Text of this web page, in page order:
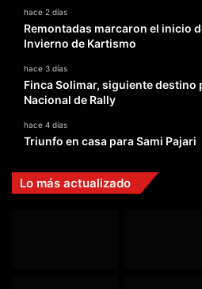
hace 2 días
Remontadas marcaron el inicio
Invierno de Kartismo
hace 3 días
Finca Solimar, siguiente destino
Nacional de Rally
hace 4 días
Triunfo en casa para Sami Pajari
Lo más actualizado